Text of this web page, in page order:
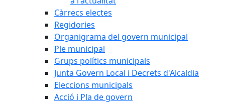
Càrrecs electes
Regidories
Organigrama del govern municipal
Ple municipal
Grups polítics municipals
Junta Govern Local i Decrets d'Alcaldia
Eleccions municipals
Acció i Pla de govern